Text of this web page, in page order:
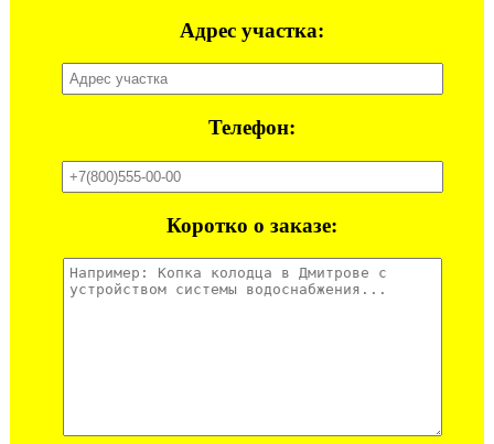
Адрес участка:
Телефон:
Коротко о заказе: